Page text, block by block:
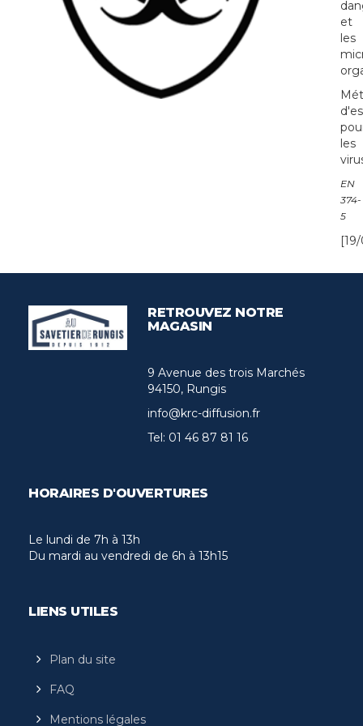
et
les
les
EN
374-
5
RETROUVEZ NOTRE
MAGASIN
9 Avenue des trois Marchés
94150, Rungis
info@krc-diffusion.fr
Tel: 01 46 87 81 16
HORAIRES D'OUVERTURES
Le lundi de 7h à 13h
Du mardi au vendredi de 6h à 13h15
LIENS UTILES
Plan du site
FAQ
Mentions légales